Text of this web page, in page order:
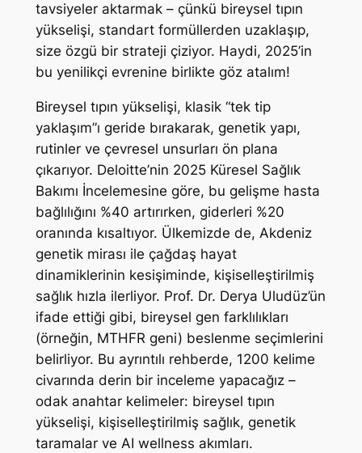
tavsiyeler aktarmak – çünkü bireysel tıpın
yükselişi, standart formüllerden uzaklaşıp,
size özgü bir strateji çiziyor. Haydi, 2025’in
bu yenilikçi evrenine birlikte göz atalım!
Bireysel tıpın yükselişi, klasik “tek tip
yaklaşım”ı geride bırakarak, genetik yapı,
rutinler ve çevresel unsurları ön plana
çıkarıyor. Deloitte’nin 2025 Küresel Sağlık
Bakımı İncelemesine göre, bu gelişme hasta
bağlılığını %40 artırırken, giderleri %20
oranında kısaltıyor. Ülkemizde de, Akdeniz
genetik mirası ile çağdaş hayat
dinamiklerinin kesişiminde, kişiselleştirilmiş
sağlık hızla ilerliyor. Prof. Dr. Derya Uludüz’ün
ifade ettiği gibi, bireysel gen farklılıkları
(örneğin, MTHFR geni) beslenme seçimlerini
belirliyor. Bu ayrıntılı rehberde, 1200 kelime
civarında derin bir inceleme yapacağız –
odak anahtar kelimeler: bireysel tıpın
yükselişi, kişiselleştirilmiş sağlık, genetik
taramalar ve AI wellness akımları.